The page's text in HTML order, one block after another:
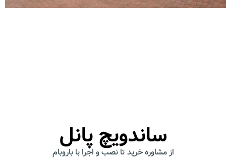
ساندویچ پانل
از مشاوره خرید تا نصب و اجرا با باروبام